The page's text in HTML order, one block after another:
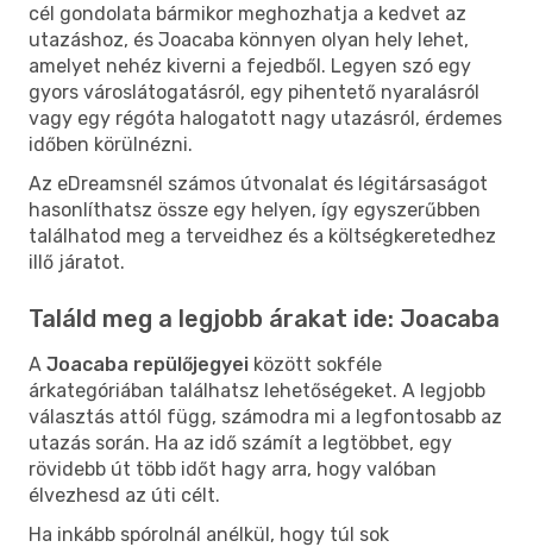
cél gondolata bármikor meghozhatja a kedvet az
utazáshoz, és Joacaba könnyen olyan hely lehet,
amelyet nehéz kiverni a fejedből. Legyen szó egy
gyors városlátogatásról, egy pihentető nyaralásról
vagy egy régóta halogatott nagy utazásról, érdemes
időben körülnézni.
Az eDreamsnél számos útvonalat és légitársaságot
hasonlíthatsz össze egy helyen, így egyszerűbben
találhatod meg a terveidhez és a költségkeretedhez
illő járatot.
Találd meg a legjobb árakat ide: Joacaba
A Joacaba repülőjegyei között sokféle
árkategóriában találhatsz lehetőségeket. A legjobb
választás attól függ, számodra mi a legfontosabb az
utazás során. Ha az idő számít a legtöbbet, egy
rövidebb út több időt hagy arra, hogy valóban
élvezhesd az úti célt.
Ha inkább spórolnál anélkül, hogy túl sok